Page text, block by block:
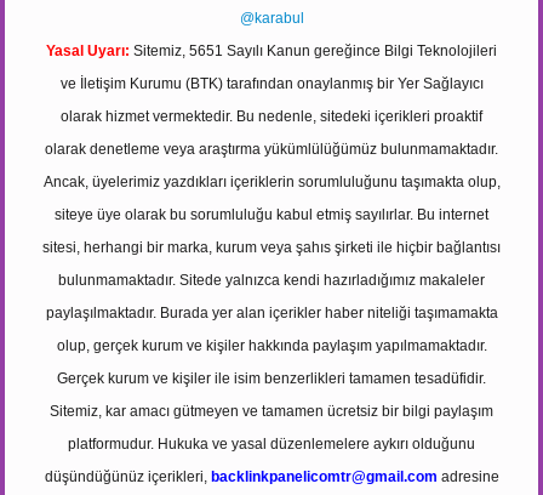
@karabul
Yasal Uyarı: Sitemiz, 5651 Sayılı Kanun gereğince Bilgi Teknolojileri
ve İletişim Kurumu (BTK) tarafından onaylanmış bir Yer Sağlayıcı
olarak hizmet vermektedir. Bu nedenle, sitedeki içerikleri proaktif
olarak denetleme veya araştırma yükümlülüğümüz bulunmamaktadır.
Ancak, üyelerimiz yazdıkları içeriklerin sorumluluğunu taşımakta olup,
siteye üye olarak bu sorumluluğu kabul etmiş sayılırlar. Bu internet
sitesi, herhangi bir marka, kurum veya şahıs şirketi ile hiçbir bağlantısı
bulunmamaktadır. Sitede yalnızca kendi hazırladığımız makaleler
paylaşılmaktadır. Burada yer alan içerikler haber niteliği taşımamakta
olup, gerçek kurum ve kişiler hakkında paylaşım yapılmamaktadır.
Gerçek kurum ve kişiler ile isim benzerlikleri tamamen tesadüfidir.
Sitemiz, kar amacı gütmeyen ve tamamen ücretsiz bir bilgi paylaşım
platformudur. Hukuka ve yasal düzenlemelere aykırı olduğunu
düşündüğünüz içerikleri, backlinkpanelicomtr@gmail.com adresine